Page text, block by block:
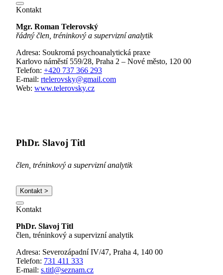
Kontakt
Mgr. Roman Telerovský
řádný člen, tréninkový a supervizní analytik
Adresa: Soukromá psychoanalytická praxe
Karlovo náměstí 559/28, Praha 2 – Nové město, 120 00
Telefon: +420 737 366 293
E-mail: rtelerovsky@gmail.com
Web: www.telerovsky.cz
PhDr. Slavoj Titl
člen, tréninkový a supervizní analytik
Kontakt >
Kontakt
PhDr. Slavoj Titl
člen, tréninkový a supervizní analytik
Adresa: Severozápadní IV/47, Praha 4, 140 00
Telefon: 731 411 333
E-mail: s.titl@seznam.cz